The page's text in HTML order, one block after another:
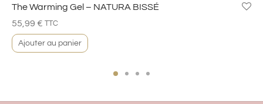
The Warming Gel – NATURA BISSÉ
55,99 € TTC
Ajouter au panier